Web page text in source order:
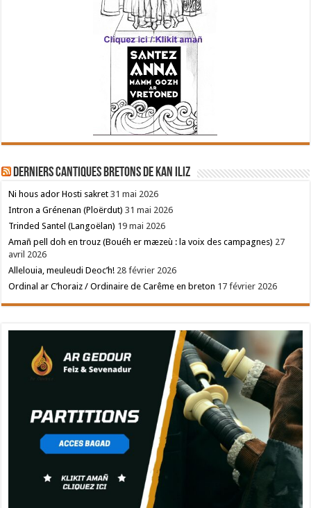
Derniers cantiques bretons de Kan Iliz
Ni hous ador Hosti sakret 31 mai 2026
Intron a Grénenan (Ploërdut) 31 mai 2026
Trinded Santel (Langoëlan) 19 mai 2026
Amañ pell doh en trouz (Bouéh er mæzeù : la voix des campagnes) 27
avril 2026
Allelouia, meuleudi Deoc’h! 28 février 2026
Ordinal ar C’horaiz / Ordinaire de Carême en breton 17 février 2026